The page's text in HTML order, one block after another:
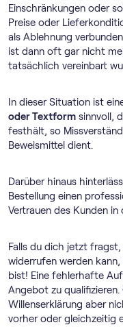
Einschränkungen oder
Preise oder
als Ablehnung
ist dann oft gar nicht
tatsächlich vereinbart
In dieser Situation ist
oder Textform sinnvoll,
festhält, so
Beweismittel dient.
Darüber hinaus
Bestellung einen
Vertrauen des Kunden
Falls du dich jetzt
widerrufen werden
bist! Eine fehlerhafte
Angebot zu qualifizieren.
Willenserklärung aber
vorher oder gleichzeitig